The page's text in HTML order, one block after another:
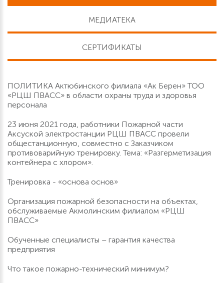
МЕДИАТЕКА
СЕРТИФИКАТЫ
ПОЛИТИКА Актюбинского филиала «Ак Берен» ТОО
«РЦШ ПВАСС» в области охраны труда и здоровья
персонала
23 июня 2021 года, работники Пожарной части
Аксуской электростанции РЦШ ПВАСС провели
общестанционную, совместно с Заказчиком
противоварийную тренировку. Тема: «Разгерметизация
контейнера с хлором».
Тренировка - «основа основ»
Организация пожарной безопасности на объектах,
обслуживаемые Акмолинским филиалом «РЦШ
ПВАСС»
Обученные специалисты – гарантия качества
предприятия
Что такое пожарно-технический минимум?